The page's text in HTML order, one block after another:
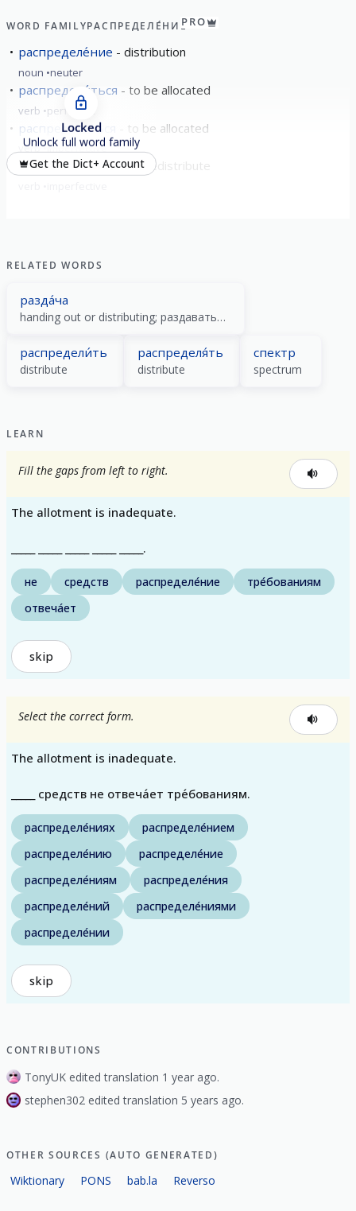
WORD FAMILYРАСПРЕДЕЛЕ́НИЕPRO
распределе́ние distribution
noun neuter
распредели́ться to be allocated
verb perfective
распределя́ться to be allocated
verb imperfective
перераспределя́ть redistribute
Locked
Unlock full word family
Get the Dict+ Account
RELATED WORDS
разда́ча
handing out or distributing; раздавать/раздать action
распредели́ть
distribute
распределя́ть
distribute
спектр
spectrum
LEARN
Fill the gaps from left to right.
The allotment is inadequate.
_____ _____ _____ _____ _____.
не средств распределе́ние
тре́бованиям
отвеча́ет
skip
Select the correct form.
The allotment is inadequate.
_____ средств не отвеча́ет тре́бованиям.
распределе́ниях
распределе́нием
распределе́нию
распределе́ние
распределе́ниям
распределе́ния
распределе́ний
распределе́ниями
распределе́нии
skip
CONTRIBUTIONS
TonyUK edited translation 1 year ago.
stephen302 edited translation 5 years ago.
OTHER SOURCES (AUTO GENERATED)
Wiktionary PONS bab.la Reverso